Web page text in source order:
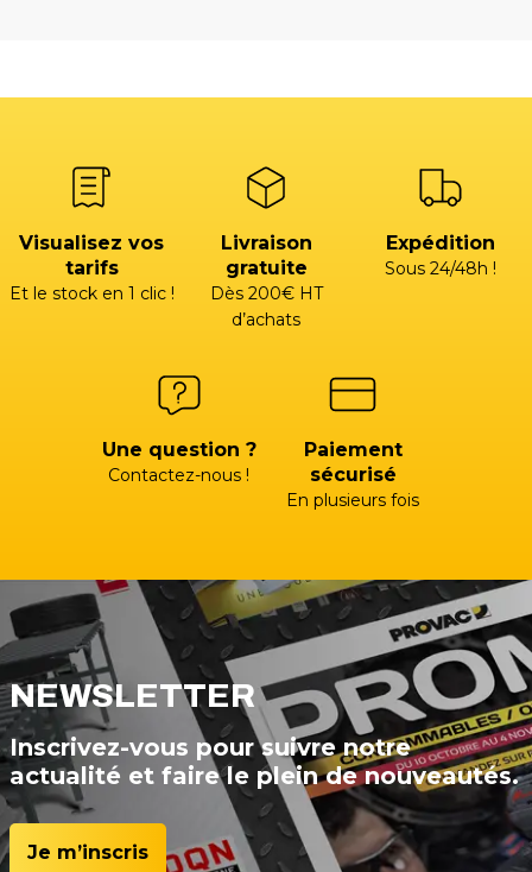
Visualisez vos
tarifs
Et le stock en 1 clic !
Livraison
gratuite
Dès 200€ HT
d’achats
Expédition
Sous 24/48h !
Une question ?
Contactez-nous !
Paiement
sécurisé
En plusieurs fois
NEWSLETTER
Inscrivez-vous pour suivre notre
actualité et faire le plein de nouveautés.
Je m’inscris